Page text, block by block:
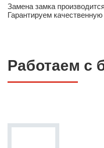
Замена замка
Гарантируем
Работаем с